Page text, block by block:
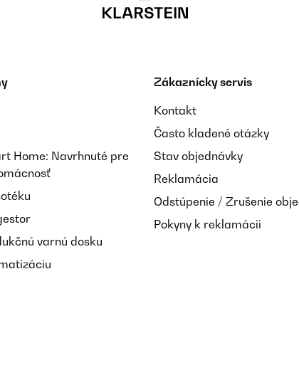
Home: Navrhnuté pre
varnú dosku
Zákaznícky servis
Kontakt
Často kladené otázky
Stav objednávky
Reklamácia
Odstúpenie / Zrušenie
Pokyny k reklamácii